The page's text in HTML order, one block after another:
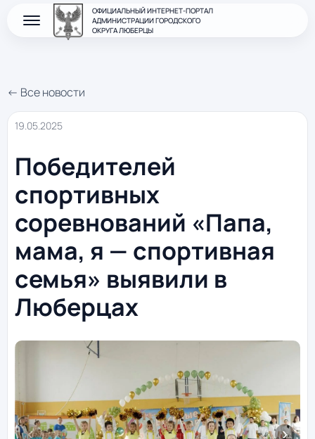
ОФИЦИАЛЬНЫЙ ИНТЕРНЕТ-ПОРТАЛ
АДМИНИСТРАЦИИ ГОРОДСКОГО
ОКРУГА ЛЮБЕРЦЫ
← Все новости
19.05.2025
Победителей
спортивных
соревнований «Папа,
мама, я — спортивная
семья» выявили в
Люберцах